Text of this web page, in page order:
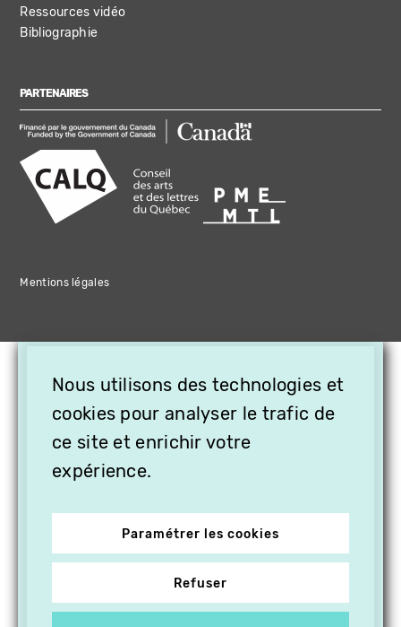
Ressources vidéo
Bibliographie
PARTENAIRES
Mentions légales
Nous utilisons des technologies et
cookies pour analyser le trafic de
ce site et enrichir votre
expérience.
Paramétrer les cookies
Refuser
OFFREZ LA VIDÉO EN
CADEAU, ABONNEZ VOS
PROCHES À VITHÈQUE !